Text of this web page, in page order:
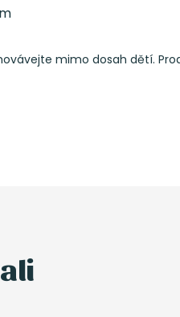
mimo dosah dětí.